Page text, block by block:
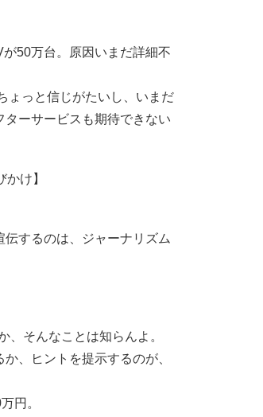
50万台。原因いまだ詳細不
ょっと信じがたいし、いまだ
ーサービスも期待できない
け】
するのは、ジャーナリズム
そんなことは知らんよ。
、ヒントを提示するのが、
円。